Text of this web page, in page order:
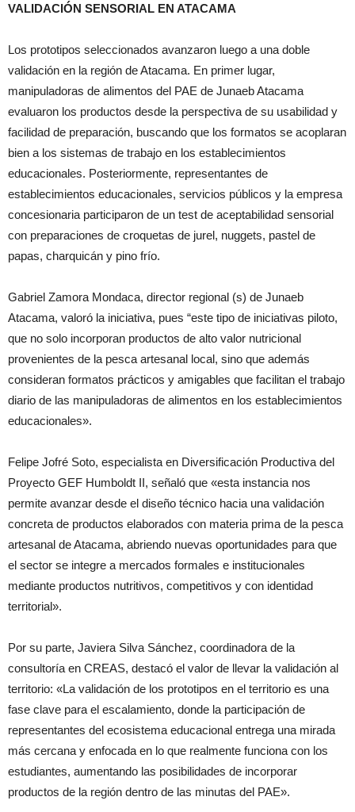
VALIDACIÓN SENSORIAL EN ATACAMA
Los prototipos seleccionados avanzaron luego a una doble
validación en la región de Atacama. En primer lugar,
manipuladoras de alimentos del PAE de Junaeb Atacama
evaluaron los productos desde la perspectiva de su usabilidad y
facilidad de preparación, buscando que los formatos se acoplaran
bien a los sistemas de trabajo en los establecimientos
educacionales. Posteriormente, representantes de
establecimientos educacionales, servicios públicos y la empresa
concesionaria participaron de un test de aceptabilidad sensorial
con preparaciones de croquetas de jurel, nuggets, pastel de
papas, charquicán y pino frío.
Gabriel Zamora Mondaca, director regional (s) de Junaeb
Atacama, valoró la iniciativa, pues “este tipo de iniciativas piloto,
que no solo incorporan productos de alto valor nutricional
provenientes de la pesca artesanal local, sino que además
consideran formatos prácticos y amigables que facilitan el trabajo
diario de las manipuladoras de alimentos en los establecimientos
educacionales».
Felipe Jofré Soto, especialista en Diversificación Productiva del
Proyecto GEF Humboldt II, señaló que «esta instancia nos
permite avanzar desde el diseño técnico hacia una validación
concreta de productos elaborados con materia prima de la pesca
artesanal de Atacama, abriendo nuevas oportunidades para que
el sector se integre a mercados formales e institucionales
mediante productos nutritivos, competitivos y con identidad
territorial».
Por su parte, Javiera Silva Sánchez, coordinadora de la
consultoría en CREAS, destacó el valor de llevar la validación al
territorio: «La validación de los prototipos en el territorio es una
fase clave para el escalamiento, donde la participación de
representantes del ecosistema educacional entrega una mirada
más cercana y enfocada en lo que realmente funciona con los
estudiantes, aumentando las posibilidades de incorporar
productos de la región dentro de las minutas del PAE».